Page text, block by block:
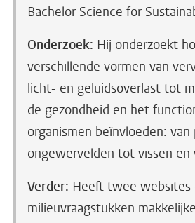
Bachelor Science for
Onderzoek: Hij onderzoekt
verschillende vormen van
licht- en geluidsoverlast tot
de gezondheid en het
organismen beïnvloeden:
ongewervelden tot vissen en
Verder: Heeft twee websites
milieuvraagstukken